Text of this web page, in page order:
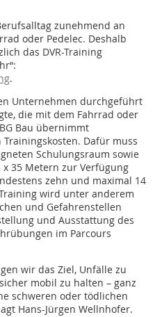
zunehmend an
oder Pedelec. Deshalb
das DVR-Training
.
Unternehmen durchgeführt
die mit dem Fahrrad oder
Bau übernimmt
Dafür muss
Schulungsraum sowie
35 Metern zur Verfügung
zehn und maximal 14
wird unter anderem
und Gefahrenstellen
und Ausstattung des
im Parcours
wir das Ziel, Unfälle zu
mobil zu halten – ganz
schweren oder tödlichen
Hans-Jürgen Wellnhofer.